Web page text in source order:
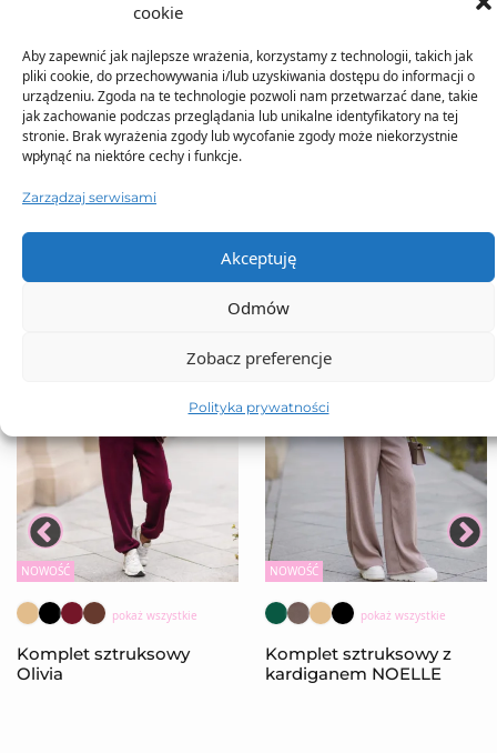
cookie
Aby zapewnić jak najlepsze wrażenia, korzystamy z technologii, takich jak
pliki cookie, do przechowywania i/lub uzyskiwania dostępu do informacji o
urządzeniu. Zgoda na te technologie pozwoli nam przetwarzać dane, takie
jak zachowanie podczas przeglądania lub unikalne identyfikatory na tej
stronie. Brak wyrażenia zgody lub wycofanie zgody może niekorzystnie
wpłynąć na niektóre cechy i funkcje.
Zarządzaj serwisami
Akceptuję
Odmów
Zobacz preferencje
Polityka prywatności
TO SIĘ TERAZ SPRZEDAJE
NOWOŚĆ
pokaż wszystkie
Komplet sztruksowy
Olivia
NOWOŚĆ
pokaż wszystkie
Komplet sztruksowy z
kardiganem NOELLE